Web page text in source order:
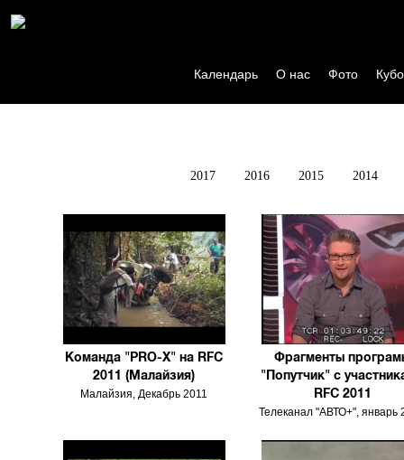
Календарь О нас Фото
2017 2016 2015 2014
Команда "PRO-X" на RFC
2011 (Малайзия)
Малайзия, Декабрь 2011
Фрагменты
"Попутчик" с
RFC 2011
Телеканал "АВТО+", январь